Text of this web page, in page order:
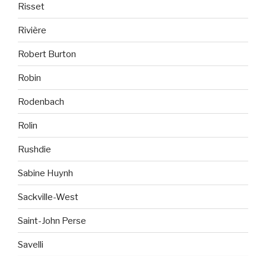
Risset
Rivière
Robert Burton
Robin
Rodenbach
Rolin
Rushdie
Sabine Huynh
Sackville-West
Saint-John Perse
Savelli